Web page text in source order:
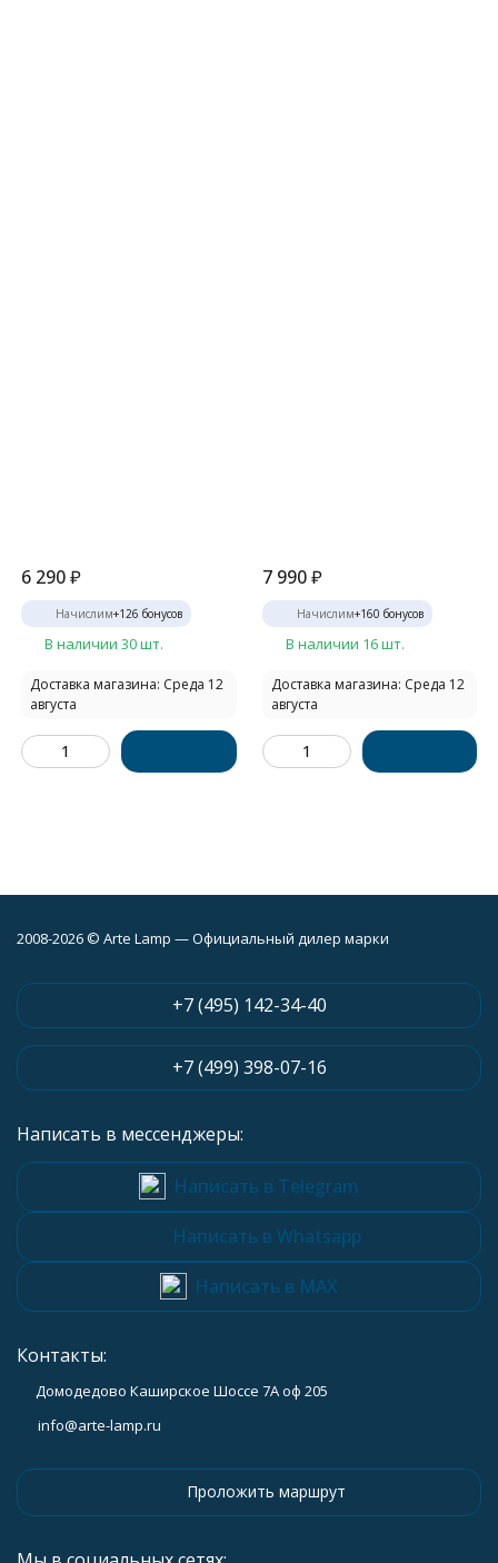
6 290₽
Начислим+126 бонусов
В наличии 30 шт.
Доставка магазина: Среда 12
августа
7 990 ₽
Начислим+160 бонусов
В наличии 16 шт.
Доставка магазина: Среда 12
августа
2008-2026 © Arte Lamp — Официальный дилер марки
+7 (495) 142-34-40
+7 (499) 398-07-16
Написать в мессенджеры:
Написать в Telegram
Написать в Whatsapp
Написать в MAX
Контакты:
Домодедово Каширское Шоссе 7А оф 205
info@arte-lamp.ru
Проложить маршрут